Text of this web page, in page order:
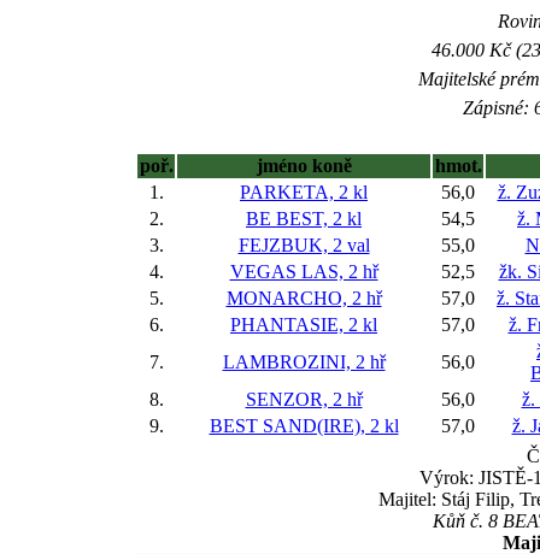
46.000 Kč
Majitelské
Zápisné:
poř. jméno koně
hmot.
1.
PARKETA, 2 kl 56,0
ž.
2.
BE BEST, 2 kl 54,5
ž.
3.
FEJZBUK, 2 val 55,0
4.
VEGAS LAS, 2 hř 52,5
žk.
5.
MONARCHO, 2 hř 57,0
ž.
6.
PHANTASIE, 2 kl 57,0
ž.
7.
LAMBROZINI, 2 hř 56,0
8.
SENZOR, 2 hř 56,0
ž.
9.
BEST SAND(IRE), 2 kl 57,0
ž.
Výrok: JISTĚ-
Majitel: Stáj Filip,
Kůň č. 8